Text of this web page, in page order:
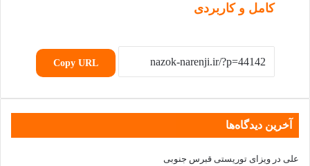
کامل و کاربردی
Copy URL
آخرین دیدگاه‌ها
علی در ویزای توریستی قبرس جنوبی